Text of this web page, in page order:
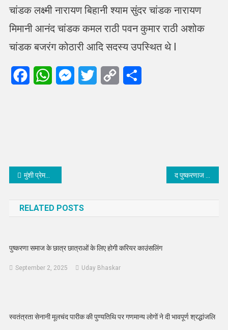
चांडक लक्ष्मी नारायण बिहानी श्याम सुंदर चांडक नारायण
मिमानी आनंद चांडक कमल राठी पवन कुमार राठी अशोक
चांडक बजरंग कोठारी आदि सदस्य उपस्थित थे l
FacebookWhatsAppMessenger
Twitter
Copy
Post
मुंशी प्रेमचंद ने उद्देश्यपरक कहानियां लिखी जो उसे दौर की सच्चाई थी
RELATED POSTS
पुष्करणा समाज के छात्र छात्राओं के लिए होगी करियर काउंसलिंग
September 2, 2025 Uday Bhaskar
स्वतंत्रता सेनानी मूलचंद पारीक की पुण्यतिथि पर गणमान्य लोगों ने दी भावपूर्ण श्रद्धांजलि